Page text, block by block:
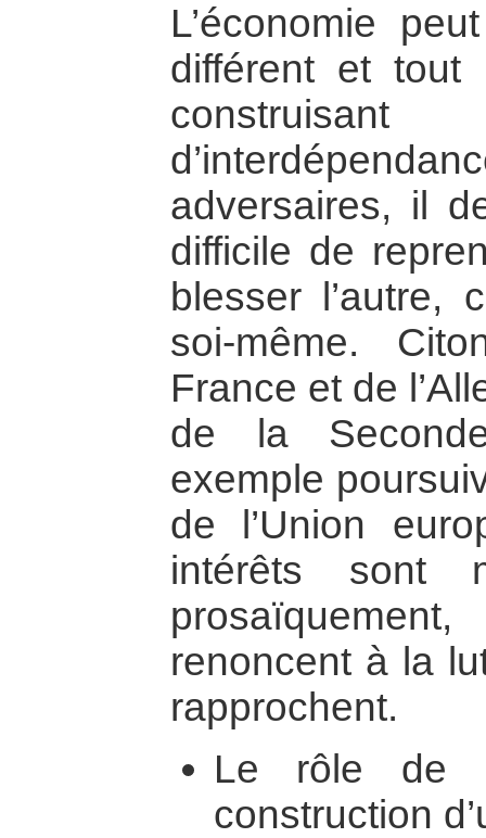
L’économie
différent et tout
adversaires, il
difficile de
blesser l’autre,
soi-même.
France et de
de la
exemple
de l’Union
intérêts sont
renoncent à la
rapprochent.
Le rôle de
construction